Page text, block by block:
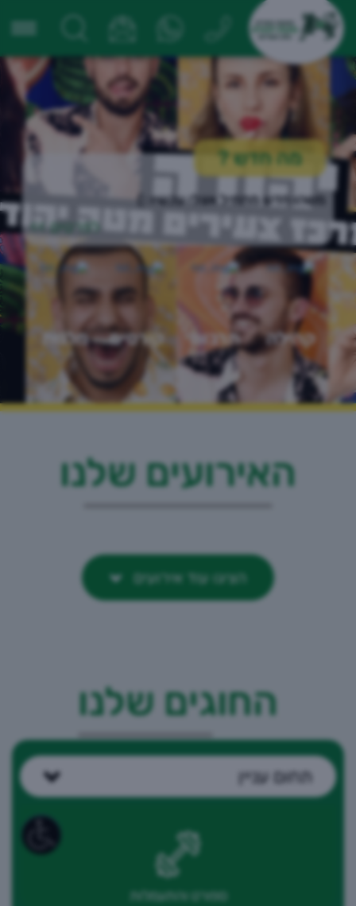
מה חדש?
משהו חדש מתחיל אצלי עכשיו :)
לפרטים >>
קהילה תרבות קורסים מלגות
האירועים שלנו
הציגו עוד אירועים
החוגים שלנו
תחום עניין
ספורט והתעמלות